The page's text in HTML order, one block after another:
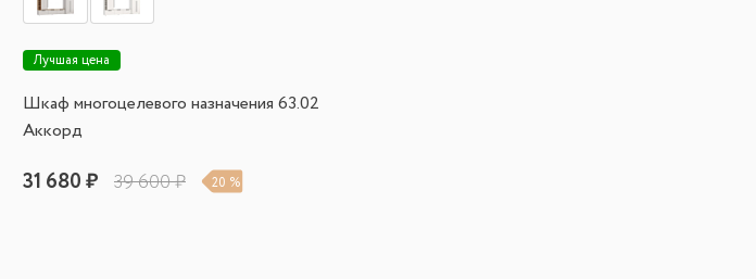
Лучшая цена
Шкаф многоцелевого назначения 63.02
Аккорд
31 680 ₽ 39 600 ₽ 20 %